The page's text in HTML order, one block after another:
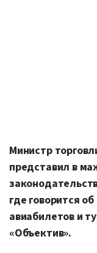
Министр
представил в
где говорится
авиабилетов и
«Объектив».